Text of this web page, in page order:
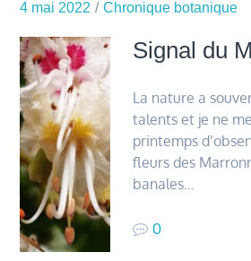
4 mai 2022 Chronique botanique
Signal du
La nature a
talents et je ne
printemps
fleurs des
banales…
0